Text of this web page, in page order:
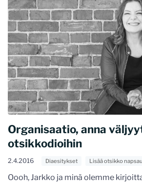
Organisaatio, anna
otsikkodioihin
2.4.2016 Diaesitykset Lisää otsikko
Oooh, Jarkko ja minä olemme